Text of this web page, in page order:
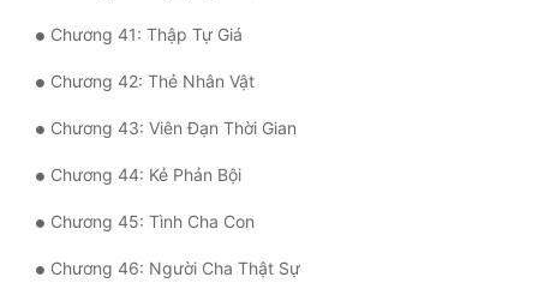
Vô Địch Lưu
Xây Dựng Thế Lực
Đam Mỹ
Đẹp Hiệp
Chương 41: Thập Tự Giá
Chương 42: Thẻ Nhân Vật
Chương 43: Viên Đạn Thời Gian
Chương 44: Kẻ Phản Bội
Chương 45: Tình Cha Con
Chương 46: Người Cha Thật Sự